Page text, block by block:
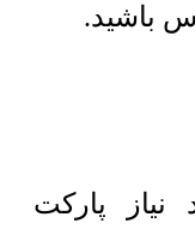
باشید.
نیاز پارکت